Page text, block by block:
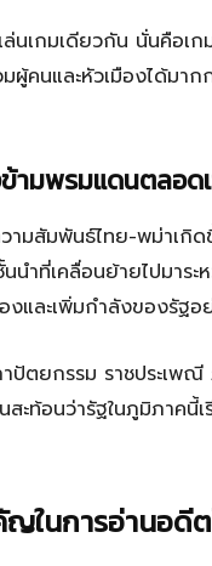
เกมเดียวกัน นั่นคือเ
คนและหัวเมืองได้มา
ามพรมแดนตลอด
ามสัมพันธ์ไทย-พม่าเกิ
ำที่เคลื่อนย้ายไปมาระ
งและเพิ่มกำลังของรัฐอ
ตยกรรม ราชประเพณี
ท้อนว่ารัฐในภูมิภาคนี้
ในการอ่านอดี